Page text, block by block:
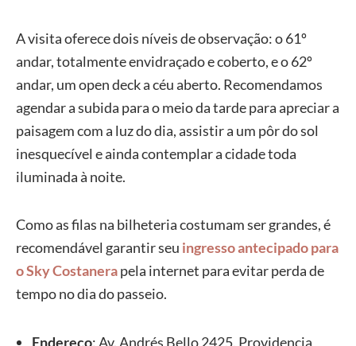
A visita oferece dois níveis de observação: o 61º
andar, totalmente envidraçado e coberto, e o 62º
andar, um open deck a céu aberto. Recomendamos
agendar a subida para o meio da tarde para apreciar a
paisagem com a luz do dia, assistir a um pôr do sol
inesquecível e ainda contemplar a cidade toda
iluminada à noite.
Como as filas na bilheteria costumam ser grandes, é
recomendável garantir seu ingresso antecipado para
o Sky Costanerapela internet para evitar perda de
tempo no dia do passeio.
Endereço: Av. Andrés Bello 2425, Providencia